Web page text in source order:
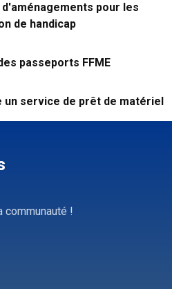
d'aménagements pour les
de handicap
passeports FFME
un service de prêt de matériel
communauté !